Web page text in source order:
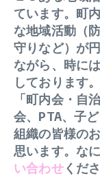
ています。町
な地域活動（
守りなど）が
ながら、時に
しております。
「町内会・自
会、PTA、子
組織の皆様の
思います。な
い合わせくださ